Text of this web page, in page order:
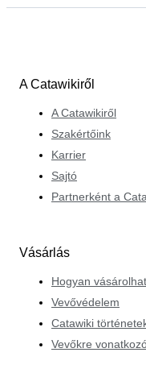
A Catawikiről
A Catawikiről
Szakértőink
Karrier
Sajtó
Partnerként a
Vásárlás
Hogyan vásárolhat
Vevővédelem
Catawiki
Vevőkre